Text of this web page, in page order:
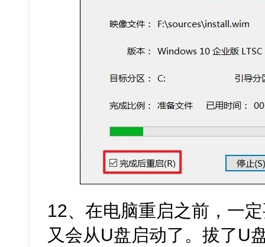
12、在电脑重启之前，一
又会从U盘启动了。拔了U